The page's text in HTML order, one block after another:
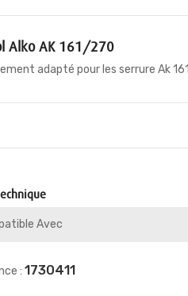
Alko AK 161/270
adapté pour les serrure Ak
Avec
: 1730411